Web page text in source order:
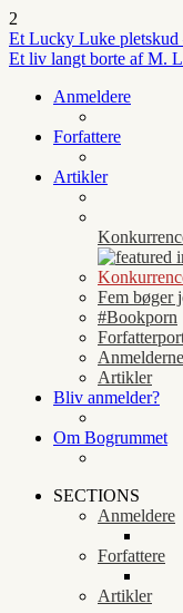
2
Et Lucky Luke
Et liv langt borte af M.
Anmeldere
Forfattere
Artikler
Fem bøger
#Bookporn
Artikler
Bliv anmelder?
Om Bogrummet
SECTIONS
Anmeldere
Forfattere
Artikler